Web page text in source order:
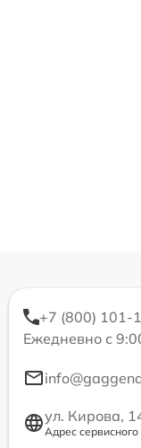
+7 (800) 101-
Ежедневно с
ул. Кирова,
Адрес